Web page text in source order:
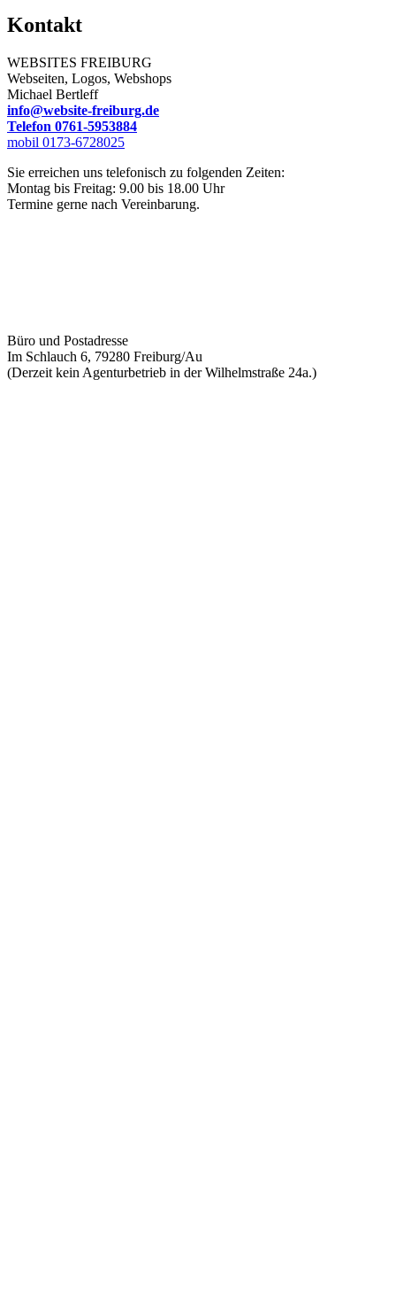
Kontakt
WEBSITES FREIBURG
Webseiten, Logos, Webshops
Michael Bertleff
info@website-freiburg.de
Telefon 0761-5953884
mobil 0173-6728025
Sie erreichen uns telefonisch zu folgenden Zeiten:
Montag bis Freitag: 9.00 bis 18.00 Uhr
Termine gerne nach Vereinbarung.
Büro und Postadresse
Im Schlauch 6, 79280 Freiburg/Au
(Derzeit kein Agenturbetrieb in der Wilhelmstraße 24a.)